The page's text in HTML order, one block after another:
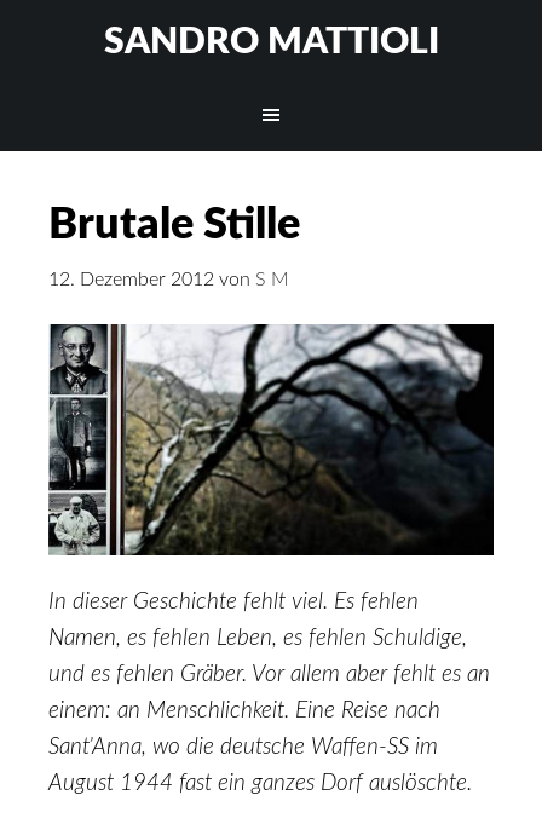
SANDRO MATTIOLI
Brutale Stille
12. Dezember 2012 von S M
In dieser Geschichte fehlt viel. Es fehlen
Namen, es fehlen Leben, es fehlen Schuldige,
und es fehlen Gräber. Vor allem aber fehlt es an
einem: an Menschlichkeit. Eine Reise nach
Sant’Anna, wo die deutsche Waffen-SS im
August 1944 fast ein ganzes Dorf auslöschte.